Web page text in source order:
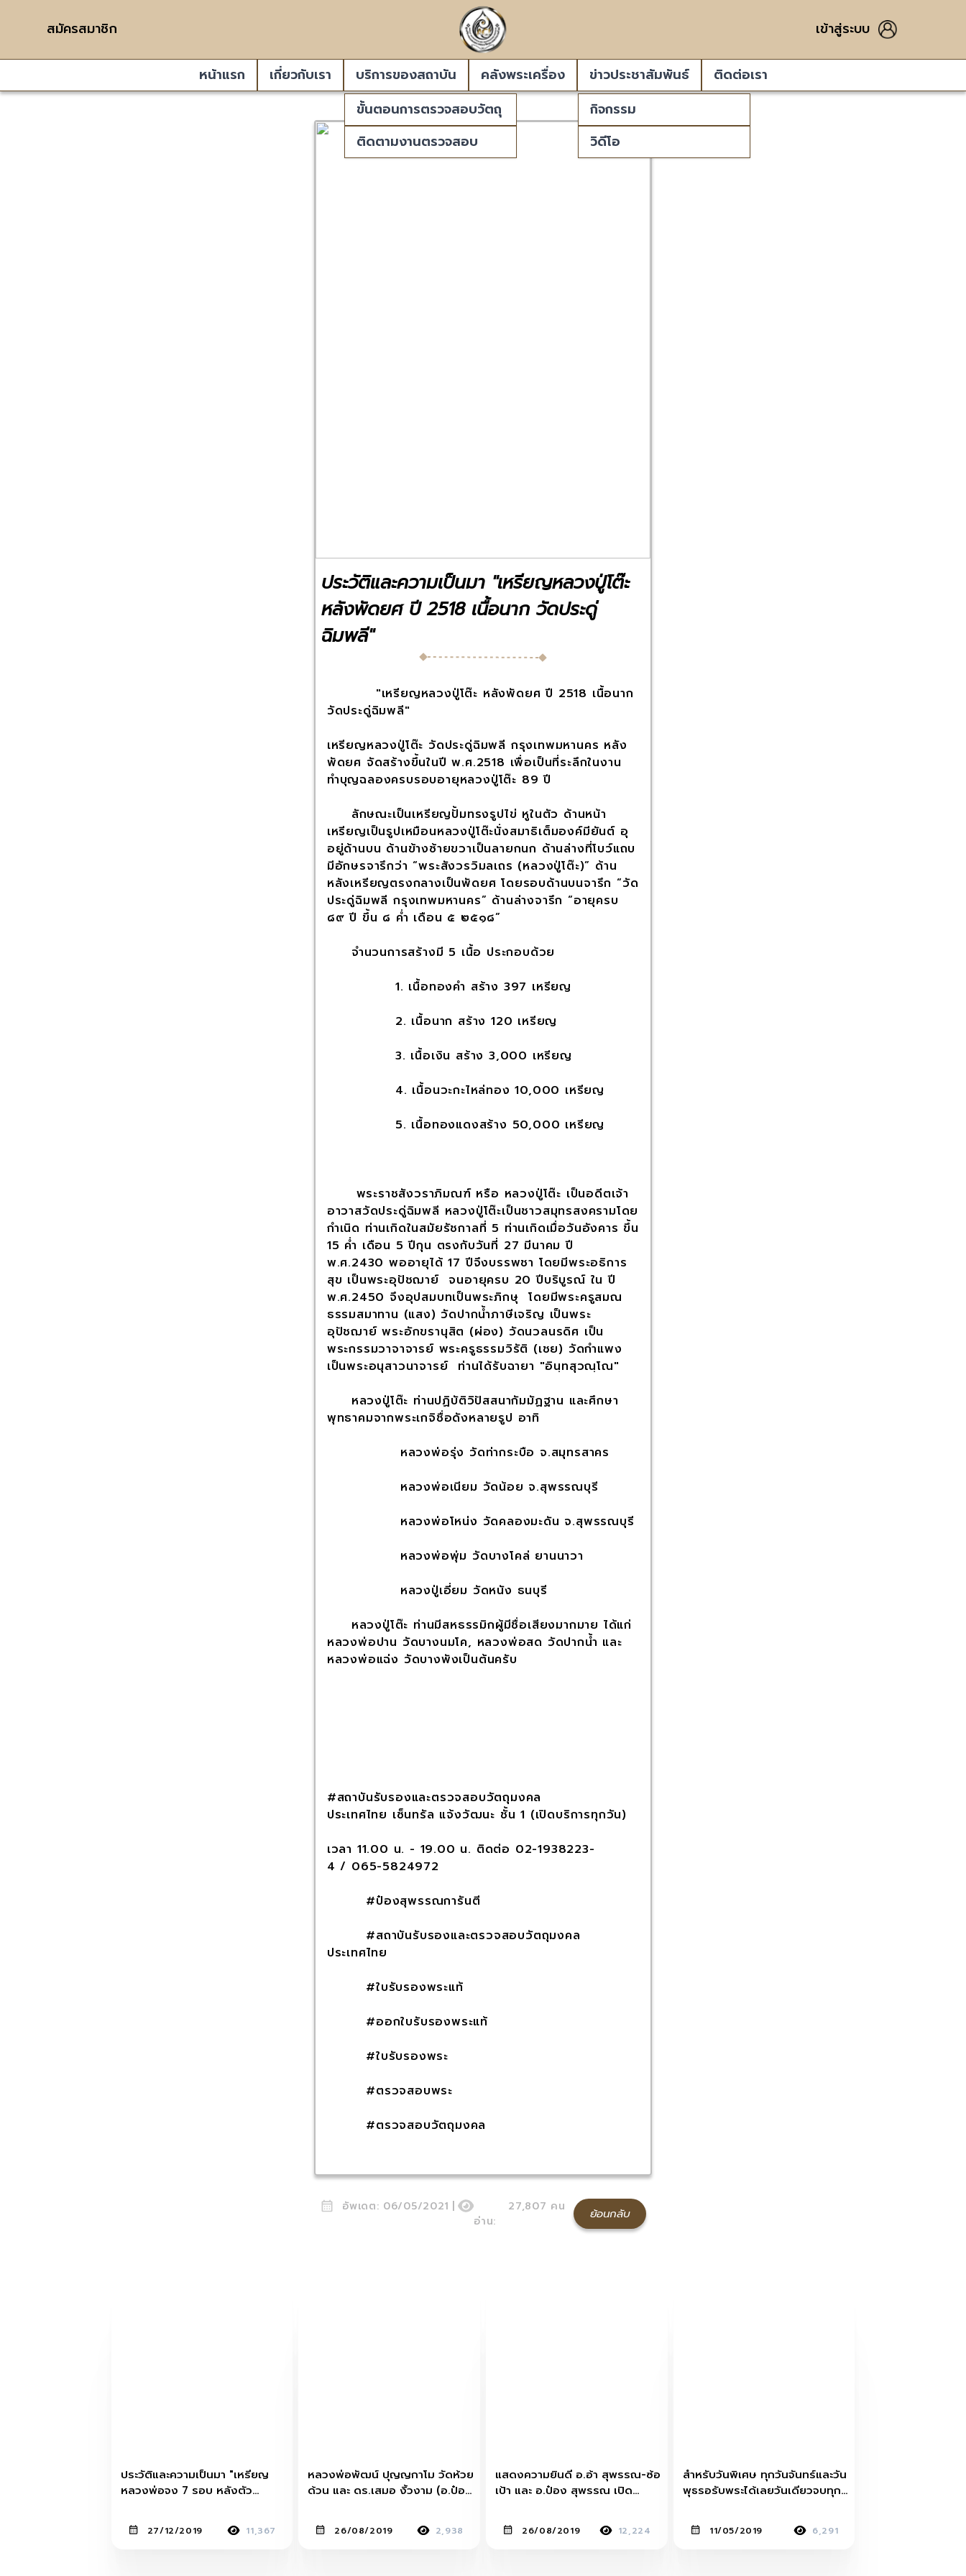
สมัครสมาชิก เข้าสู่ระบบ
หน้าแรก เกี่ยวกับเรา
บริการของสถาบัน
ขั้นตอนการตรวจสอบวัตถุ
ติดตามงานตรวจสอบ
คลังพระเครื่อง
ข่าวประชาสัมพันธ์
กิจกรรม
วิดีโอ
ติดต่อเรา
ประวัติและความเป็นมา "เหรียญหลวงปู่โต๊ะ
หลังพัดยศ ปี 2518 เนื้อนาก วัดประดู่
ฉิมพลี"
"เหรียญหลวงปู่โต๊ะ หลังพัดยศ ปี 2518 เนื้อนาก
วัดประดู่ฉิมพลี"
เหรียญหลวงปู่โต๊ะ วัดประดู่ฉิมพลี กรุงเทพมหานคร หลัง
พัดยศ จัดสร้างขึ้นในปี พ.ศ.2518 เพื่อเป็นที่ระลึกในงาน
ทำบุญฉลองครบรอบอายุหลวงปู่โต๊ะ 89 ปี
ลักษณะเป็นเหรียญปั้มทรงรูปไข่ หูในตัว ด้านหน้า
เหรียญเป็นรูปเหมือนหลวงปู่โต๊ะนั่งสมาธิเต็มองค์มียันต์ อุ
อยู่ด้านบน ด้านข้างซ้ายขวาเป็นลายกนก ด้านล่างที่โบว์แถบ
มีอักษรจารึกว่า “พระสังวรวิมลเถร (หลวงปู่โต๊ะ)” ด้าน
หลังเหรียญตรงกลางเป็นพัดยศ โดยรอบด้านบนจารึก “วัด
ประดู่ฉิมพลี กรุงเทพมหานคร” ด้านล่างจารึก “อายุครบ
๘๙ ปี ขึ้น ๘ ค่ำ เดือน ๕ ๒๕๑๘”
จำนวนการสร้างมี 5 เนื้อ ประกอบด้วย
1. เนื้อทองคำ สร้าง 397 เหรียญ
2. เนื้อนาก สร้าง 120 เหรียญ
3. เนื้อเงิน สร้าง 3,000 เหรียญ
4. เนื้อนวะกะไหล่ทอง 10,000 เหรียญ
5. เนื้อทองแดงสร้าง 50,000 เหรียญ
พระราชสังวราภิมณฑ์ หรือ หลวงปู่โต๊ะ เป็นอดีตเจ้า
อาวาสวัดประดู่ฉิมพลี หลวงปู่โต๊ะเป็นชาวสมุทรสงครามโดย
กำเนิด ท่านเกิดในสมัยรัชกาลที่ 5 ท่านเกิดเมื่อวันอังคาร ขึ้น
15 ค่ำ เดือน 5 ปีกุน ตรงกับวันที่ 27 มีนาคม ปี
พ.ศ.2430 พออายุได้ 17 ปีจึงบรรพชา โดยมีพระอธิการ
สุข เป็นพระอุปัชฌาย์ จนอายุครบ 20 ปีบริบูรณ์ ใน ปี
พ.ศ.2450 จึงอุปสมบทเป็นพระภิกษุ โดยมีพระครูสมณ
ธรรมสมาทาน (แสง) วัดปากน้ำภาษีเจริญ เป็นพระ
อุปัชฌาย์ พระอักขรานุสิต (ผ่อง) วัดนวลนรดิศ เป็น
พระกรรมวาจาจารย์ พระครูธรรมวิรัติ (เชย) วัดกำแพง
เป็นพระอนุสาวนาจารย์ ท่านได้รับฉายา "อินฺทสุวณฺโณ"
หลวงปู่โต๊ะ ท่านปฏิบัติวิปัสสนากัมมัฏฐาน และศึกษา
พุทธาคมจากพระเกจิชื่อดังหลายรูป อาทิ
หลวงพ่อรุ่ง วัดท่ากระบือ จ.สมุทรสาคร
หลวงพ่อเนียม วัดน้อย จ.สุพรรณบุรี
หลวงพ่อโหน่ง วัดคลองมะดัน จ.สุพรรณบุรี
หลวงพ่อพุ่ม วัดบางโคล่ ยานนาวา
หลวงปู่เอี่ยม วัดหนัง ธนบุรี
หลวงปู่โต๊ะ ท่านมีสหธรรมิกผู้มีชื่อเสียงมากมาย ได้แก่
หลวงพ่อปาน วัดบางนมโค, หลวงพ่อสด วัดปากน้ำ และ
หลวงพ่อแฉ่ง วัดบางพังเป็นต้นครับ
#สถาบันรับรองและตรวจสอบวัตถุมงคล
ประเทศไทย เซ็นทรัล แจ้งวัฒนะ ชั้น 1 (เปิดบริการทุกวัน)
เวลา 11.00 น. - 19.00 น. ติดต่อ 02-1938223-
4 / 065-5824972
#ป๋องสุพรรณการันตี
#สถาบันรับรองและตรวจสอบวัตถุมงคล
ประเทศไทย
#ใบรับรองพระแท้
#ออกใบรับรองพระแท้
#ใบรับรองพระ
#ตรวจสอบพระ
#ตรวจสอบวัตถุมงคล
อัพเดต: 06/05/2021 |
อ่าน:
27,807 คน ย้อนกลับ
ประวัติและความเป็นมา "เหรียญ
หลวงพ่อจง 7 รอบ หลังตัว
27/12/2019 11,367
หลวงพ่อพัฒน์ ปุญญกาโม วัดห้วย
ด้วน และ ดร.เสมอ งิ้วงาม (อ.ป๋อง
26/08/2019 2,938
แสดงความยินดี อ.อ้า สุพรรณ-ซ้อ
เป้า และ อ.ป๋อง สุพรรณ เปิด
มงคลประเทศไทย
26/08/2019 12,224
สำหรับวันพิเศษ ทุกวันจันทร์และวัน
พุธรอรับพระได้เลยวันเดียวจบทุก
11/05/2019 6,291